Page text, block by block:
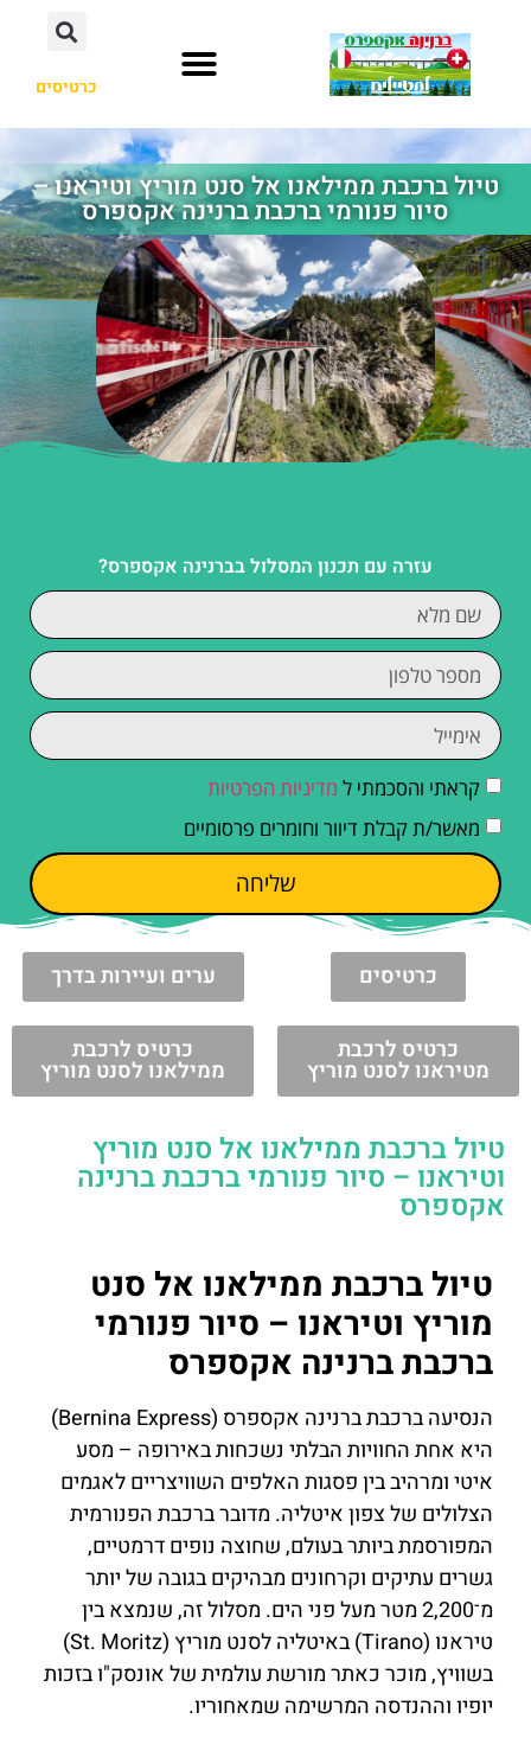
כרטיסים
טיול ברכבת ממילאנו אל סנט מוריץ וטיראנו –
סיור פנורמי ברכבת ברנינה אקספרס
עזרה עם תכנון המסלול בברנינה אקספרס?
קראתי והסכמתי ל מדיניות הפרטיות
מאשר/ת קבלת דיוור וחומרים פרסומיים
שליחה
כרטיסים ערים ועיירות בדרך
כרטיס לרכבת
מטיראנו לסנט מוריץ
כרטיס לרכבת
ממילאנו לסנט מוריץ
טיול ברכבת ממילאנו אל סנט מוריץ
וטיראנו – סיור פנורמי ברכבת ברנינה
אקספרס
טיול ברכבת ממילאנו אל סנט
מוריץ וטיראנו – סיור פנורמי
ברכבת ברנינה אקספרס
הנסיעה ברכבת ברנינה אקספרס (Bernina Express)
היא אחת החוויות הבלתי נשכחות באירופה – מסע
איטי ומרהיב בין פסגות האלפים השוויצריים לאגמים
הצלולים של צפון איטליה. מדובר ברכבת הפנורמית
המפורסמת ביותר בעולם, שחוצה נופים דרמטיים,
גשרים עתיקים וקרחונים מבהיקים בגובה של יותר
מ־2,200 מטר מעל פני הים. מסלול זה, שנמצא בין
טיראנו (Tirano) באיטליה לסנט מוריץ (St. Moritz)
בשוויץ, מוכר כאתר מורשת עולמית של אונסק"ו בזכות
יופיו וההנדסה המרשימה שמאחוריו.